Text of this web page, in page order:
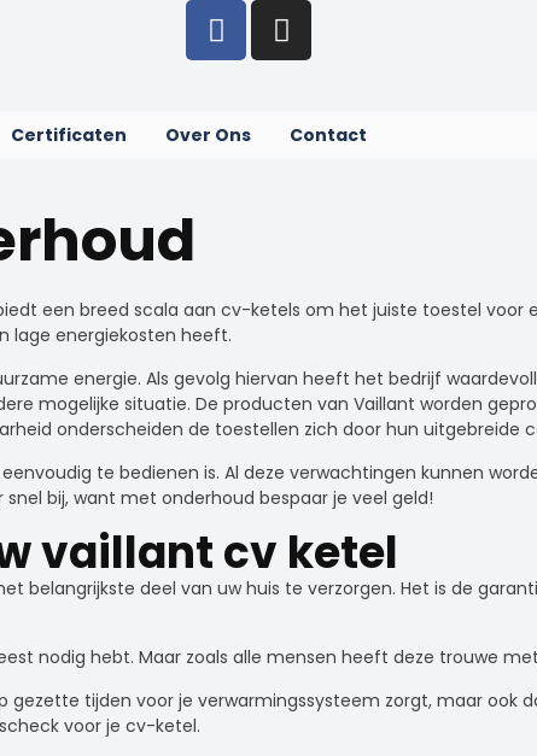
Certificaten Over Ons Contact
een breed scala aan cv-ketels om het juiste toestel voor
lage energiekosten heeft.
energie. Als gevolg hiervan heeft het bedrijf
mogelijke situatie. De producten van Vaillant worden
onderscheiden de toestellen zich door hun uitgebreide
te bedienen is. Al deze verwachtingen kunnen
bij, want met onderhoud bespaar je veel geld!
vaillant cv ketel
belangrijkste deel van uw huis te verzorgen. Het is de
nodig hebt. Maar zoals alle mensen heeft deze trouwe
tijden voor je verwarmingssysteem zorgt, maar ook
voor je cv-ketel.